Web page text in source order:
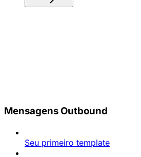
Mensagens Outbound
Seu primeiro template